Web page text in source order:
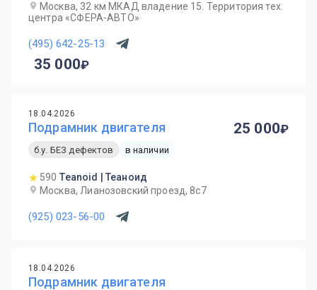
Москва, 32 км МКАД владение 15. Территория тех.
центра «СФЕРА-АВТО»
(495) 642-25-13
35 000
18.04.2026
Подрамник двигателя
б.у. БЕЗ дефектов в наличии
590 Teanoid | Теаноид
Москва, Лианозовский проезд, 8с7
(925) 023-56-00
25 000
18.04.2026
Подрамник двигателя